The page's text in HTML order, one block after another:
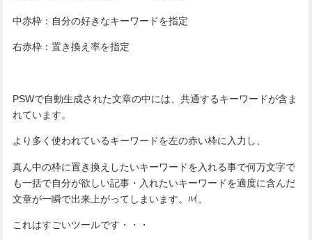
中赤枠：自分の好きなキーワードを指定
右赤枠：置き換え率を指定
PSWで自動生成された文章の中には、共通するキーワードが含ま
れています。
より多く使われているキーワードを左の赤い枠に入力し、
真ん中の枠に置き換えしたいキーワードを入れる事で何万文字で
も一括で自分が欲しい記事・入れたいキーワードを適度に含んだ
文章が一瞬で出来上がってしまいます。ﾊｲ。
これはすごいツールです・・・